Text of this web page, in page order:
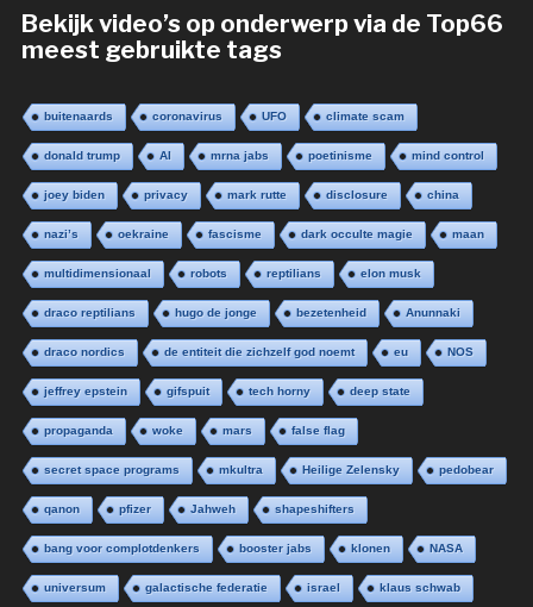
Bekijk video’s op onderwerp via de Top66
meest gebruikte tags
buitenaards coronavirus UFO climate scam
donald trump AI mrna jabs poetinisme mind control
joey biden privacy mark rutte disclosure china
nazi’s oekraine fascisme dark occulte magie maan
multidimensionaal robots reptilians elon musk
draco reptilians hugo de jonge bezetenheid Anunnaki
draco nordics de entiteit die zichzelf god noemt eu NOS
jeffrey epstein gifspuit tech horny deep state
propaganda woke mars false flag
secret space programs mkultra Heilige Zelensky pedobear
qanon pfizer Jahweh shapeshifters
bang voor complotdenkers booster jabs klonen NASA
universum galactische federatie israel klaus schwab